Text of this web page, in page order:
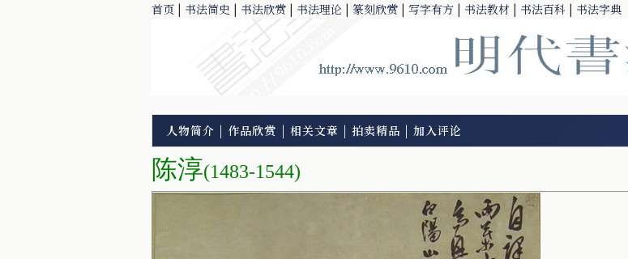
首页 | 书法简史 | 书法欣赏 | 书法理论 | 篆刻欣赏 | 写字有方 | 书法教材 | 书法百科 | 书法字典
人物简介 | 作品欣赏 | 相关文章 | 拍卖精品 |加入评论
陈淳(1483-1544)